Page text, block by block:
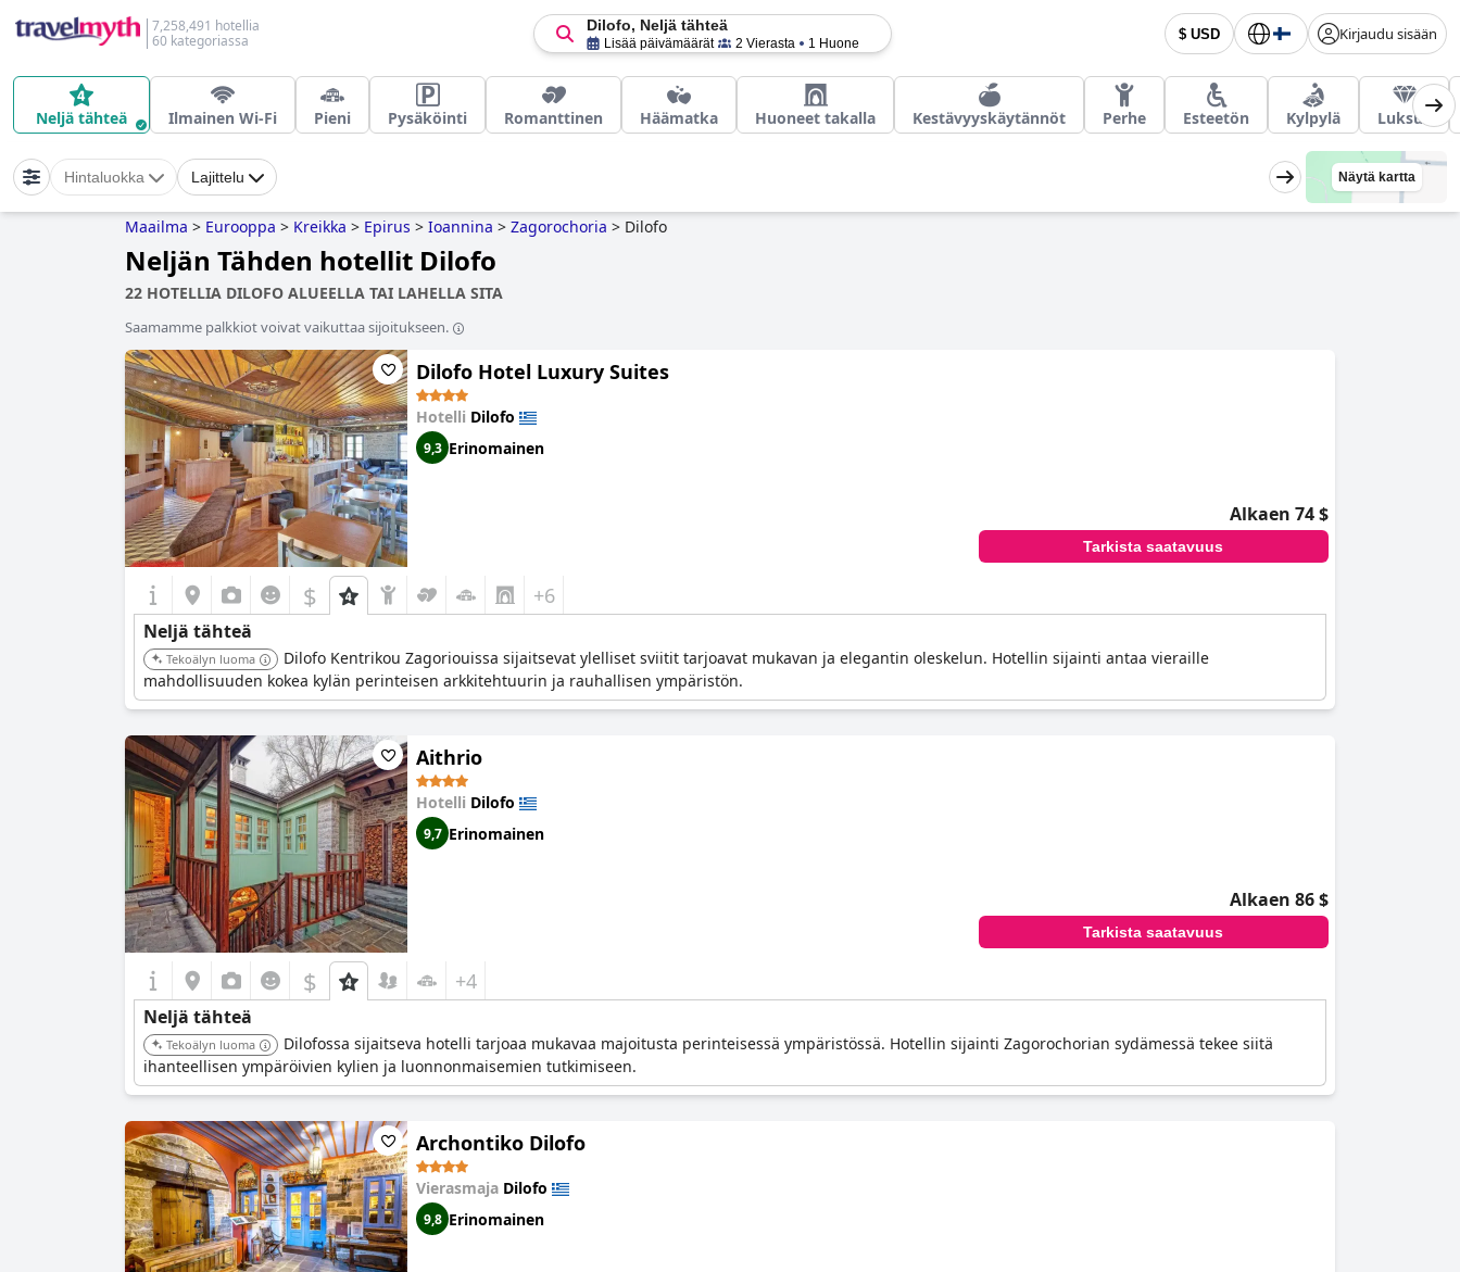
7,258,491 hotellia
60 kategoriassa
$ USD Kirjaudu sisään
Dilofo, Neljä tähteä
Lisää päivämäärät 2 Vierasta 1 Huone
Neljä tähteä Ilmainen Wi-Fi Pieni Pysäköinti Romanttinen Häämatka Huoneet takalla Kestävyyskäytännöt Perhe Esteetön Kylpylä Luksus
Hintaluokka Lajittelu Näytä kartta
Maailma > Eurooppa > Kreikka > Epirus > Ioannina > Zagorochoria > Dilofo
Neljän Tähden hotellit Dilofo
22 HOTELLIA DILOFO ALUEELLA TAI LAHELLA SITA
Saamamme palkkiot voivat vaikuttaa sijoitukseen.
Dilofo Hotel Luxury Suites
Hotelli Dilofo
9,3 Erinomainen
Alkaen 74 $
Tarkista saatavuus
$ +6
Neljä tähteä
Tekoälyn luoma
Dilofo Kentrikou Zagoriouissa sijaitsevat ylelliset sviitit tarjoavat mukavan ja elegantin oleskelun. Hotellin sijainti antaa vieraille
mahdollisuuden kokea kylän perinteisen arkkitehtuurin ja rauhallisen ympäristön.
Aithrio
Hotelli Dilofo
9,7 Erinomainen
Alkaen 86 $
Tarkista saatavuus
$ +4
Neljä tähteä
Tekoälyn luoma
Dilofossa sijaitseva hotelli tarjoaa mukavaa majoitusta perinteisessä ympäristössä. Hotellin sijainti Zagorochorian sydämessä tekee siitä
ihanteellisen ympäröivien kylien ja luonnonmaisemien tutkimiseen.
Archontiko Dilofo
Vierasmaja Dilofo
9,8 Erinomainen